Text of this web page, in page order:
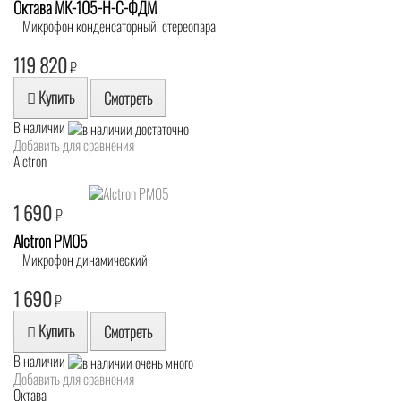
Октава МК-105-Н-С-ФДМ
Микрофон конденсаторный, стереопара
119 820₽
Купить Смотреть
В наличии
Добавить для сравнения
Alctron
1 690₽
Alctron PM05
Микрофон динамический
1 690₽
Купить Смотреть
В наличии
Добавить для сравнения
Октава